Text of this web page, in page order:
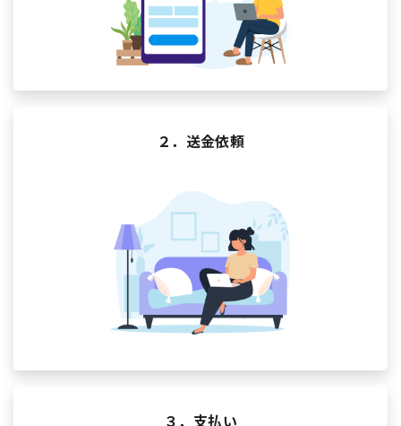
２．送金依頼
３．支払い